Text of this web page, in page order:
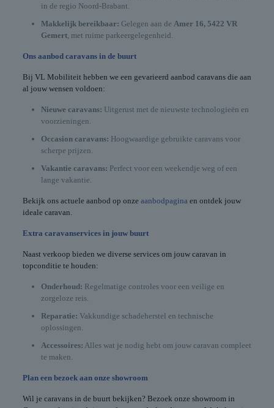
in de regio Noord-Brabant.
Makkelijk bereikbaar: Gelegen aan de Amer 16, 5422 VR
Gemert, met ruime parkeergelegenheid.
Ons aanbod caravans in de buurt
Bij VL Mobiliteit hebben we een gevarieerd aanbod caravans die aan
al jouw wensen voldoen:
Nieuwe caravans: Uitgerust met de nieuwste technologieën en
voorzieningen.
Occasion caravans: Hoogwaardige gebruikte caravans voor
scherpe prijzen.
Vakantie caravans: Perfect voor een weekendje weg of een
lange vakantie.
Bekijk ons actuele aanbod op onze aanbodpagina en ontdek jouw
ideale caravan.
Extra caravanservices in jouw buurt
Naast verkoop bieden we diverse services om jouw caravan in
topconditie te houden:
Onderhoud: Regelmatige controles voor een veilige en
zorgeloze reis.
Reparatie: Vakkundige schadeherstel en technische
oplossingen.
Accessoires: Alles wat je nodig hebt om jouw caravan compleet
te maken.
Plan een bezoek aan onze showroom
Wil je caravans in de buurt bekijken? Bezoek onze showroom in